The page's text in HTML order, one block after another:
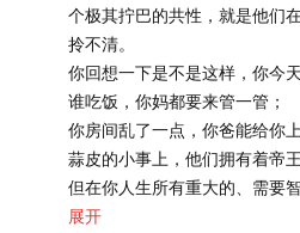
讲述者 |梁鸿
主播 |@故事FM 爱哲
制作人 | @故事FM 爱哲
声音设计 |
个极其拧巴的共性，就是他们
拎不清。
你回想一下是不是这样，你今
谁吃饭，你妈都要来管一管；
你房间乱了一点，你爸能给你
蒜皮的小事上，他们拥有着帝
但在你人生所有重大的、需要
志愿、选专业、规划职业、处
展开